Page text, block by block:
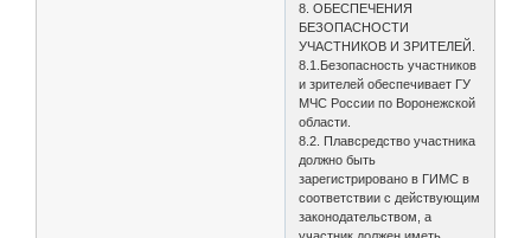
8. ОБЕСПЕЧЕНИЯ
БЕЗОПАСНОСТИ
УЧАСТНИКОВ И ЗРИТЕЛЕЙ.
8.1.Безопасность участников
и зрителей обеспечивает ГУ
МЧС России по Воронежской
области.
8.2. Плавсредство участника
должно быть
зарегистрировано в ГИМС в
соответствии с действующим
законодательством, а